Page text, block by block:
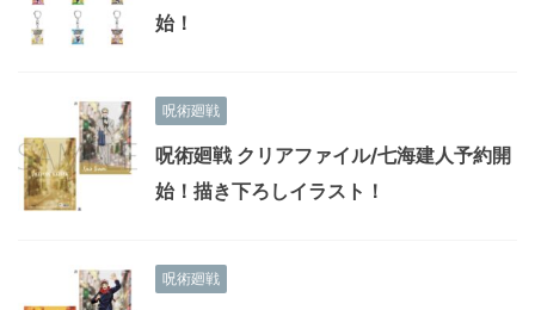
始！
呪術廻戦
呪術廻戦 クリアファイル/七海建人予約開
始！描き下ろしイラスト！
呪術廻戦